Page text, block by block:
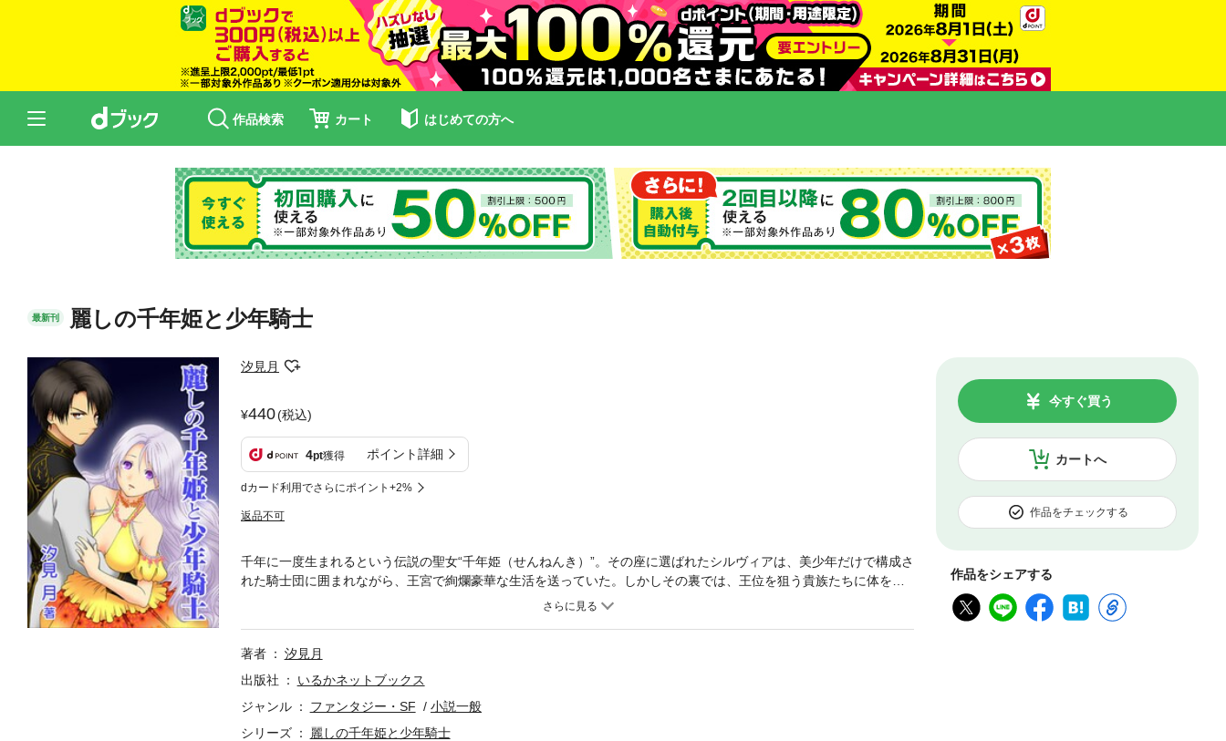
作品検索 カート はじめての方へ
最新刊 麗しの千年姫と少年騎士
汐見月
440(税込)
4pt獲得 ポイント詳細
dカード利用でさらにポイント+2%
返品不可
カートへ
今すぐ買う
作品をチェックする
作品をシェアする
千年に一度生まれるという伝説の聖女“千年姫（せんねんき）”。その座に選ばれたシルヴィアは、美少年だけで構成さ
れた騎士団に囲まれながら、王宮で絢爛豪華な生活を送っていた。しかしその裏では、王位を狙う貴族たちに体を弄
ばれる日々だった……。シルヴィアは少年騎士レインのことが気に食わない。王宮内で彼女に魅せられない者は彼一
著者
汐見月
出版社
いるかネットブックス
ジャンル
ファンタジー・SF
小説一般
シリーズ
麗しの千年姫と少年騎士